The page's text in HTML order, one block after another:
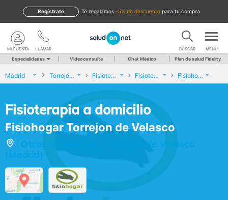
te regalamos -5% de descuento para tu compra
Regístrate
LLAMAR
MI CUENTA BUSCAR MENU
Especialidades Videoconsulta Chat Médico Plan de salud Fidelity
Madrid Torrejón de Velasco Fisioterapia Fisioterapia a domicilio Fisiohogar Torrejon de Velasco
Fisioterapia a domicilio
Fisiohogar Torrejon de Velasco
Otros A Domicilio,, Torrejón de Velasco
(Madrid)